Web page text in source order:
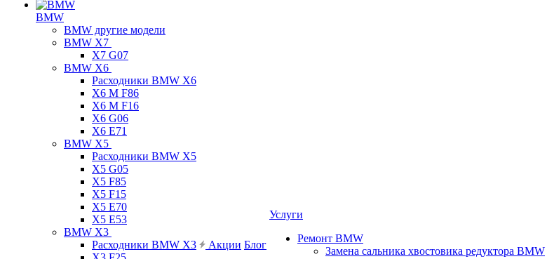
BMW
BMW другие модели
BMW X7
X7 G07
BMW X6
Расходники BMW X6
X6 M F86
X6 M F16
X6 G06
X6 E71
BMW X5
Расходники BMW X5
X5 G05
X5 F85
X5 F15
X5 E70
X5 E53
BMW X3
Расходники BMW X3
Акции Блог
Услуги
Ремонт BMW
Замена сальника хвостовика редуктора BMW